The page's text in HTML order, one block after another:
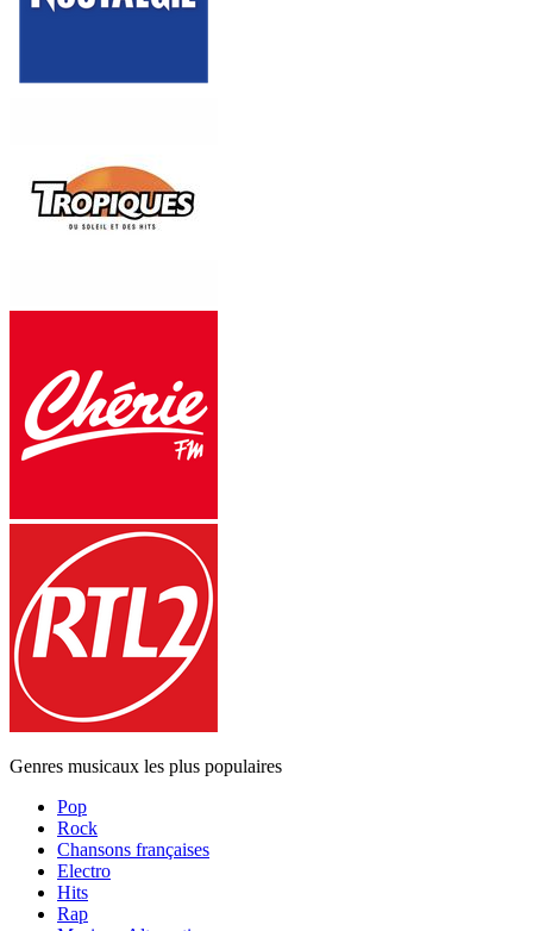
Genres musicaux les plus populaires
Pop
Rock
Chansons françaises
Electro
Hits
Rap